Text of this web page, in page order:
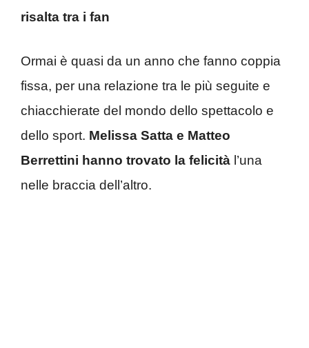
risalta tra i fan
Ormai è quasi da un anno che fanno coppia
fissa, per una relazione tra le più seguite e
chiacchierate del mondo dello spettacolo e
dello sport. Melissa Satta e Matteo
Berrettini hanno trovato la felicità l’una
nelle braccia dell’altro.